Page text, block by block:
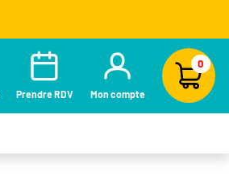
Prendre RDV Mon compte
0